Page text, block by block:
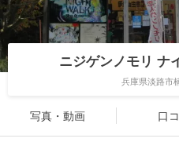
ニジゲンノモリ ナ
兵庫県淡路市
写真・動画 口